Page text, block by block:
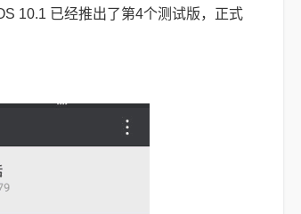
10.1 已经推出了第4个测试版，正式